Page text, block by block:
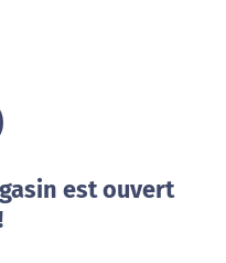
est ouvert